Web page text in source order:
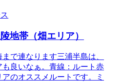
地帯（畑エリア）
で連なります三浦半島は、
も良いなぁ。青線：ルート赤
のオススメルートです。ミ